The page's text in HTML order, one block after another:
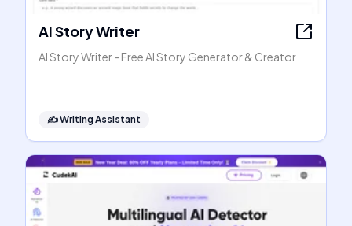
AI Story Writer
AI Story Writer - Free AI Story Generator & Creator
✍️Writing Assistant